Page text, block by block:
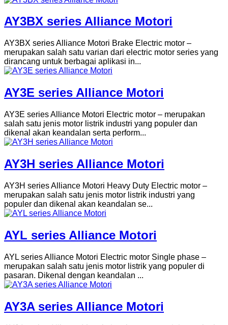
AY3BX series Alliance Motori
AY3BX series Alliance Motori Brake Electric motor –
merupakan salah satu varian dari electric motor series yang
dirancang untuk berbagai aplikasi in...
AY3E series Alliance Motori
AY3E series Alliance Motori Electric motor – merupakan
salah satu jenis motor listrik industri yang populer dan
dikenal akan keandalan serta perform...
AY3H series Alliance Motori
AY3H series Alliance Motori Heavy Duty Electric motor –
merupakan salah satu jenis motor listrik industri yang
populer dan dikenal akan keandalan se...
AYL series Alliance Motori
AYL series Alliance Motori Electric motor Single phase –
merupakan salah satu jenis motor listrik yang populer di
pasaran. Dikenal dengan keandalan ...
AY3A series Alliance Motori